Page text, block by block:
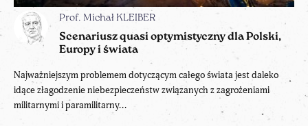
Prof. Michał KLEIBER
Scenariusz quasi optymistyczny dla Polski,
Europy i świata
Najważniejszym problemem dotyczącym całego świata jest daleko
idące złagodzenie niebezpieczeństw związanych z zagrożeniami
militarnymi i paramilitarny...